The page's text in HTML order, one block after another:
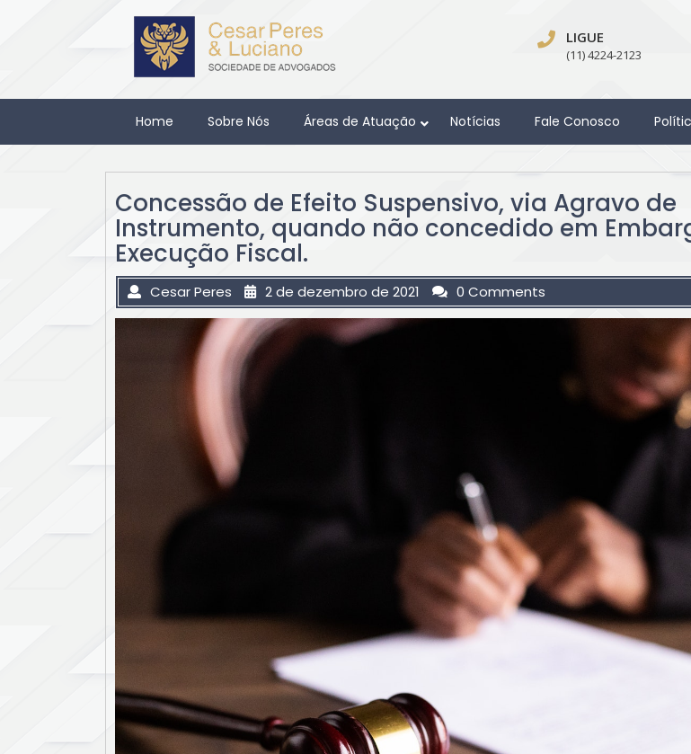
LIGUE
(11) 4224-2123
Home Sobre Nós Áreas de Atuação Notícias Fale Conosco
Concessão de Efeito Suspensivo, via Agravo de
Instrumento, quando não concedido em
Execução Fiscal.
Cesar Peres 2 de dezembro de 2021 0 Comments